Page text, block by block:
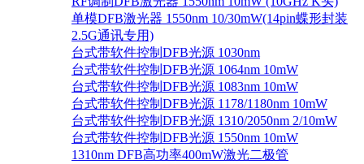
单模DFB激光器 1550nm 10/30mW(14pin蝶形封装
2.5G通讯专用)
台式带软件控制DFB光源 1030nm
台式带软件控制DFB光源 1064nm 10mW
台式带软件控制DFB光源 1083nm 10mW
台式带软件控制DFB光源 1178/1180nm 10mW
台式带软件控制DFB光源 1310/2050nm 2/10mW
台式带软件控制DFB光源 1550nm 10mW
1310nm DFB高功率400mW激光二极管